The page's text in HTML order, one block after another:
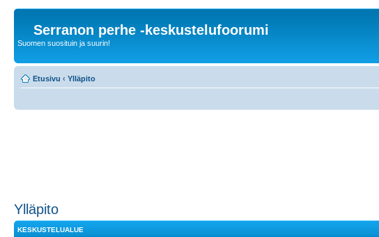
Serranon perhe -keskustelufoorumi
Suomen suosituin ja suurin!
Etusivu ‹ Ylläpito
Ylläpito
KESKUSTELUALUE